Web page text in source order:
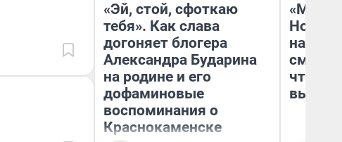
«Эй, стой, сфоткаю
тебя». Как слава
догоняет блогера
Александра Бударина
на родине и его
дофаминовые
воспоминания о
Краснокаменске
«Мы
чтобы